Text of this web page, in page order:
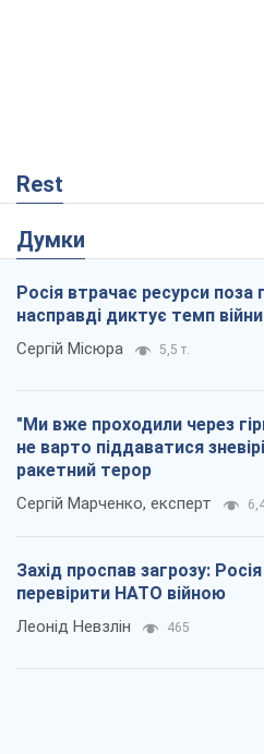
Rest
Думки
Росія втрачає ресурси поза
насправді диктує темп війни
Сергій Місюра 5,5 т.
"Ми вже проходили через
не варто піддаватися
ракетний терор
Сергій Марченко, експерт
Захід проспав загрозу:
перевірити НАТО війною
Леонід Невзлін 465